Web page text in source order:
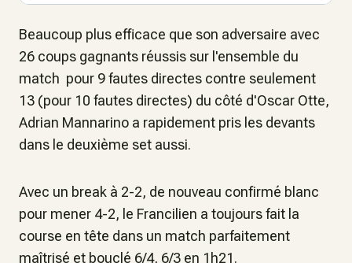
Beaucoup plus efficace que son adversaire avec
26 coups gagnants réussis sur l'ensemble du
match pour 9 fautes directes contre seulement
13 (pour 10 fautes directes) du côté d'Oscar Otte,
Adrian Mannarino a rapidement pris les devants
dans le deuxième set aussi.
Avec un break à 2-2, de nouveau confirmé blanc
pour mener 4-2, le Francilien a toujours fait la
course en tête dans un match parfaitement
maîtrisé et bouclé 6/4, 6/3 en 1h21.